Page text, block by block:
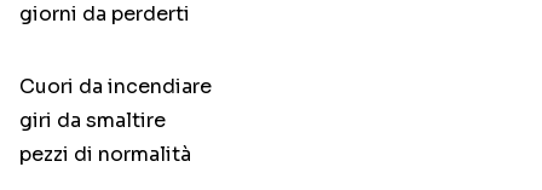
giorni da perderti
Cuori da incendiare
giri da smaltire
pezzi di normalità